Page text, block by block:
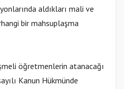
aldıkları mali ve
bir mahsuplaşma
öğretmenlerin atanacağı
Kanun Hükmünde